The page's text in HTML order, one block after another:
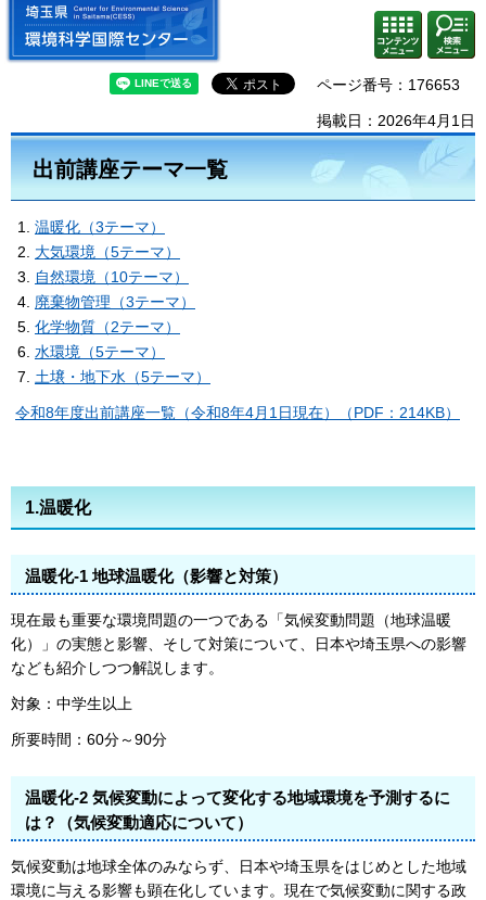
埼玉県 環境科学国際センター
コンテ
ンツメ
ニュー
検索・
共通メ
ニュー
ページ番号：176653
掲載日：2026年4月1日
出前講座テーマ一覧
温暖化（3テーマ）
大気環境（5テーマ）
自然環境（10テーマ）
廃棄物管理（3テーマ）
化学物質（2テーマ）
水環境（5テーマ）
土壌・地下水（5テーマ）
令和8年度出前講座一覧（令和8年4月1日現在）（PDF：214KB）
1.温暖化
温暖化-1 地球温暖化（影響と対策）
現在最も重要な環境問題の一つである「気候変動問題（地球温暖
化）」の実態と影響、そして対策について、日本や埼玉県への影響
なども紹介しつつ解説します。
対象：中学生以上
所要時間：60分～90分
温暖化-2 気候変動によって変化する地域環境を予測するに
は？（気候変動適応について）
気候変動は地球全体のみならず、日本や埼玉県をはじめとした地域
環境に与える影響も顕在化しています。現在で気候変動に関する政